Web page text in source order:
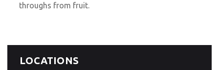
throughs from fruit.
LOCATIONS